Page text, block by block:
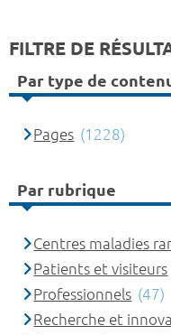
FILTRE DE
Par type de
Pages (1228)
Par rubrique
Centres maladies
Patients et visiteurs
Professionnels (47)
Recherche et